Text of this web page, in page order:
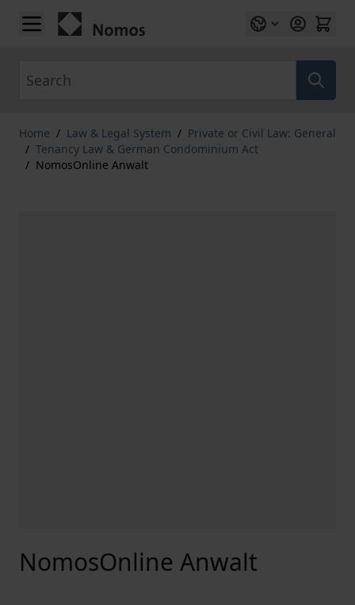
Skip to Content
Home / Law & Legal System / Private or Civil Law: General
/ Tenancy Law & German Condominium Act
/ NomosOnline Anwalt
NomosOnline Anwalt